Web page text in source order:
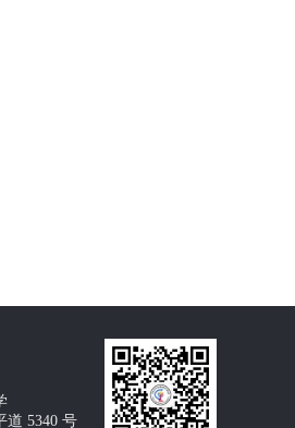
道 5340 号